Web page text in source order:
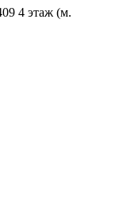
4 этаж (м.